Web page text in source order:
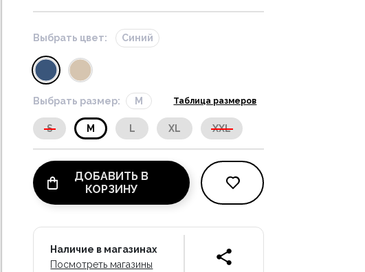
Выбрать цвет: Синий
Выбрать размер: M Таблица размеров
S M L XL XXL
ДОБАВИТЬ В
КОРЗИНУ
Наличие в магазинах
Посмотреть магазины